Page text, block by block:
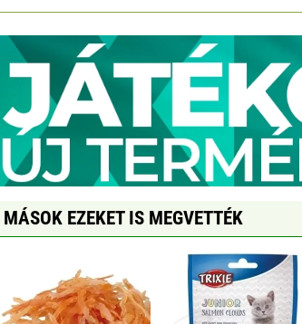
MÁSOK EZEKET IS MEGVETTÉK